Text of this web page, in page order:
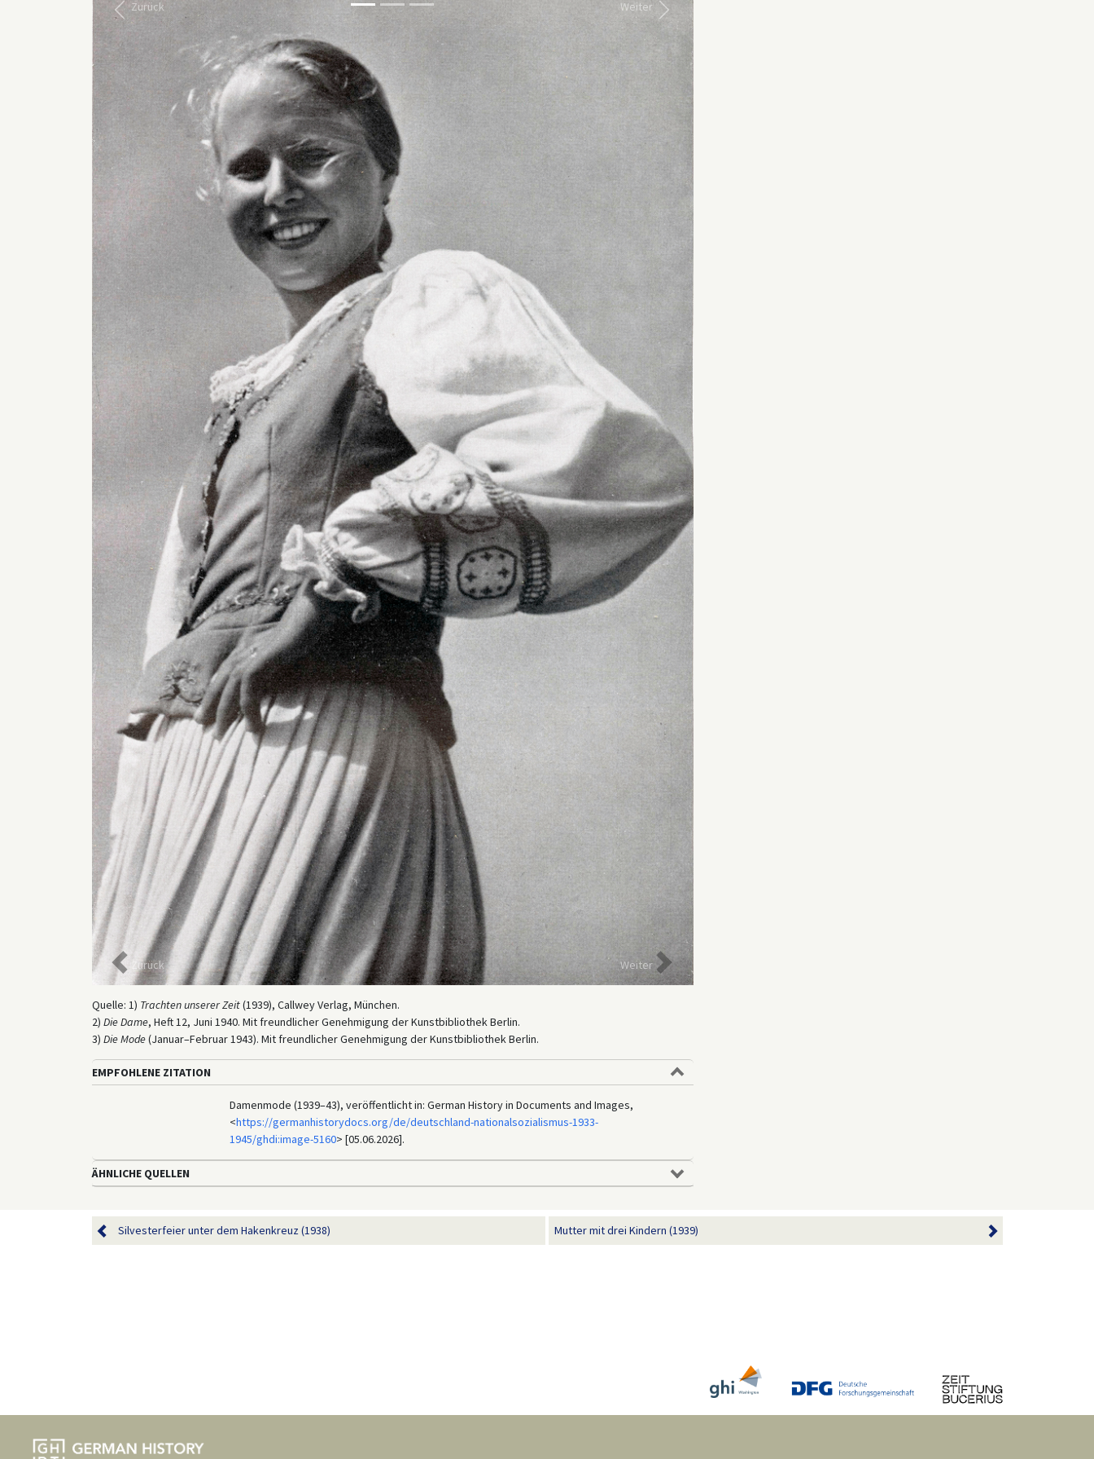
Zurück Weiter
Zurück Weiter
Quelle: 1) Trachten unserer Zeit(1939), Callwey Verlag, München.
2) Die Dame, Heft 12, Juni 1940. Mit freundlicher Genehmigung der Kunstbibliothek Berlin.
3) Die Mode(Januar–Februar 1943). Mit freundlicher Genehmigung der Kunstbibliothek Berlin.
EMPFOHLENE ZITATION
Damenmode (1939–43), veröffentlicht in: German History in Documents and Images,
<https://germanhistorydocs.org/de/deutschland-nationalsozialismus-1933-
1945/ghdi:image-5160> [05.06.2026].
ÄHNLICHE QUELLEN
Silvesterfeier unter dem Hakenkreuz (1938) Mutter mit drei Kindern (1939)